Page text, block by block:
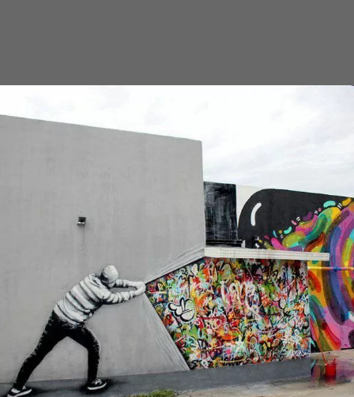
Murales de Martin Whatson